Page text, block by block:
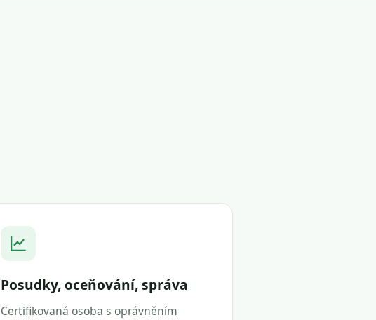
Posudky, oceňování, správa
Certifikovaná osoba s oprávněním